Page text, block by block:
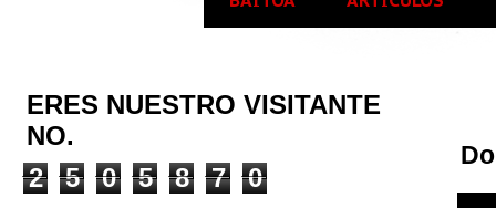
ERES NUESTRO VISITANTE
NO.
2
5 0 5 8 7
0